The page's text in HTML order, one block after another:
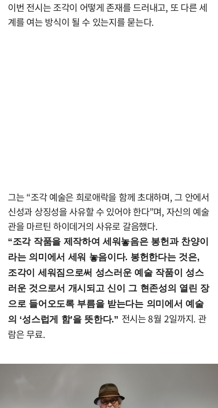
이번 전시는 조각이 어떻게 존재를 드러내고, 또 다른 세
계를 여는 방식이 될 수 있는지를 묻는다.
그는 “조각 예술은 희로애락을 함께 초대하며, 그 안에서
신성과 상징성을 사유할 수 있어야 한다”며, 자신의 예술
관을 마르틴 하이데거의 사유로 갈음했다.
“조각 작품을 제작하여 세워놓음은 봉헌과 찬양이
라는 의미에서 세워 놓음이다. 봉헌한다는 것은,
조각이 세워짐으로써 성스러운 예술 작품이 성스
러운 것으로서 개시되고 신이 그 현존성의 열린 장
으로 들어오도록 부름을 받는다는 의미에서 예술
의 ‘성스럽게 함’을 뜻한다.” 전시는 8월 2일까지. 관
람은 무료.